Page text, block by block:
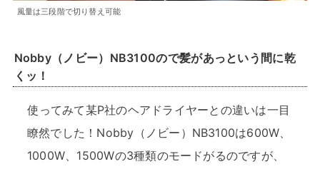
風量は三段階で切り替え可能
Nobby（ノビー）NB3100ので髪があっという間に乾
くッ！
使ってみて某P社のヘアドライヤーとの違いは一目
瞭然でした！Nobby（ノビー）NB3100は600W、
1000W、1500Wの3種類のモードがるのですが、